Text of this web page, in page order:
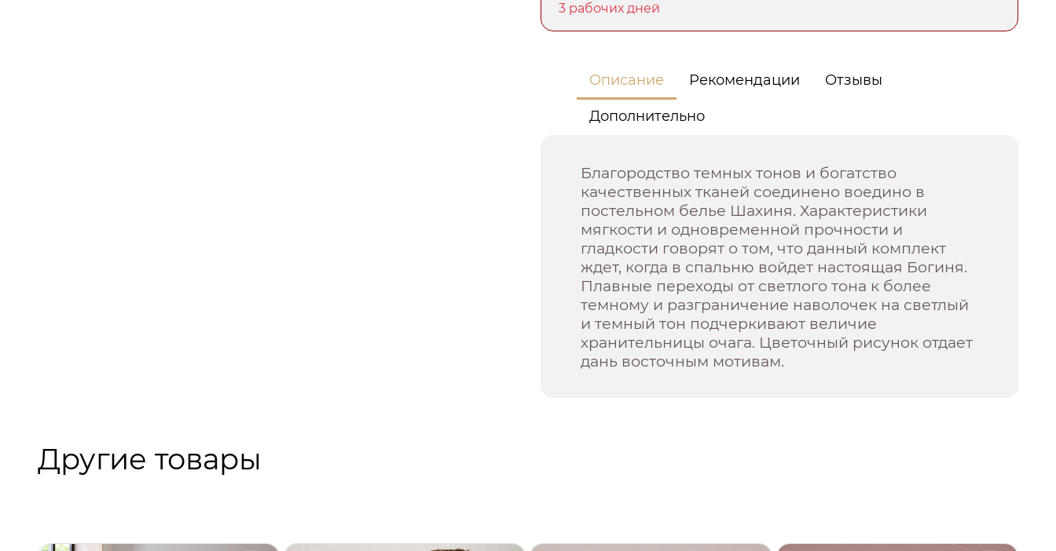
3 рабочих дней
Описание Рекомендации Отзывы
Дополнительно
Благородство темных тонов и богатство
качественных тканей соединено воедино в
постельном белье Шахиня. Характеристики
мягкости и одновременной прочности и
гладкости говорят о том, что данный комплект
ждет, когда в спальню войдет настоящая Богиня.
Плавные переходы от светлого тона к более
темному и разграничение наволочек на светлый
и темный тон подчеркивают величие
хранительницы очага. Цветочный рисунок отдает
дань восточным мотивам.
Другие товары